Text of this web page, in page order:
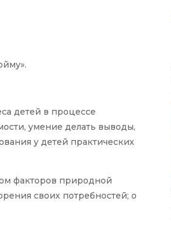
детей в процессе
умение делать выводы,
у детей практических
факторов природной
своих потребностей; о